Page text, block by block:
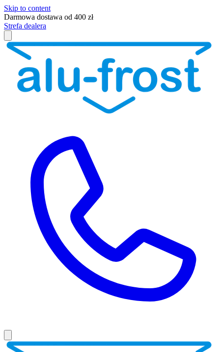
Skip to content
Darmowa dostawa od 400 zł
Strefa dealera